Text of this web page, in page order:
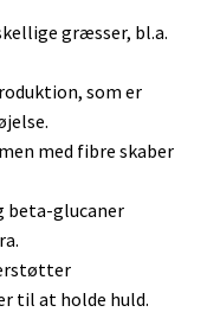
græsser, bl.a.
som er
med fibre skaber
beta-glucaner
til at holde huld.